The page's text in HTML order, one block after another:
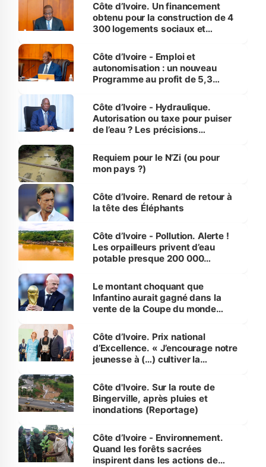
Côte d’Ivoire. Un financement
obtenu pour la construction de 4
300 logements sociaux et
et Yamoussoukro
Côte d’Ivoire - Emploi et
autonomisation : un nouveau
Programme au profit de 5,3
Côte d’Ivoire - Hydraulique.
Autorisation ou taxe pour puiser
de l’eau ? Les précisions
Requiem pour le N’Zi (ou pour
mon pays ?)
Côte d’Ivoire. Renard de retour à
la tête des Éléphants
Côte d’Ivoire - Pollution. Alerte !
Les orpailleurs privent d’eau
potable presque 200 000
Le montant choquant que
Infantino aurait gagné dans la
vente de la Coupe du monde
Côte d’Ivoire. Prix national
d’Excellence. « J’encourage notre
jeunesse à (…) cultiver la
(Alassane Ouattara
Côte d'Ivoire. Sur la route de
Bingerville, après pluies et
inondations (Reportage)
Côte d’Ivoire - Environnement.
Quand les forêts sacrées
inspirent dans les actions de